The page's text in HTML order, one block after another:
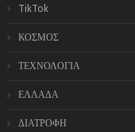
TikTok
ΚΟΣΜΟΣ
ΤΕΧΝΟΛΟΓΙΑ
ΕΛΛΑΔΑ
ΔΙΑΤΡΟΦΗ